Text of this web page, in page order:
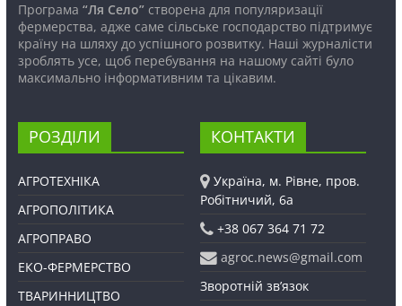
Програма “Ля Село”створена для популяризації
фермерства, адже саме сільське господарство підтримує
країну на шляху до успішного розвитку. Наші журналісти
зроблять усе, щоб перебування на нашому сайті було
максимально інформативним та цікавим.
РОЗДІЛИ
АГРОТЕХНІКА
АГРОПОЛІТИКА
АГРОПРАВО
ЕКО-ФЕРМЕРСТВО
ТВАРИННИЦТВО
КОНТАКТИ
Україна, м. Рівне, пров.
Робітничий, 6а
+38 067 364 71 72
agroc.news@gmail.com
Зворотній зв’язок